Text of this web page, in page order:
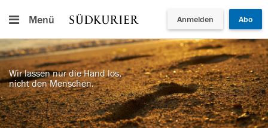
Menü Anmelden Abo
Wir lassen nur die Hand los,
nicht den Menschen.